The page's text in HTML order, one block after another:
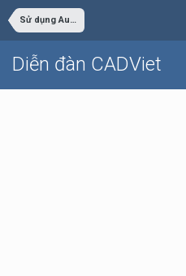
Sử dụng AutoCAD
Diễn đàn CADViet